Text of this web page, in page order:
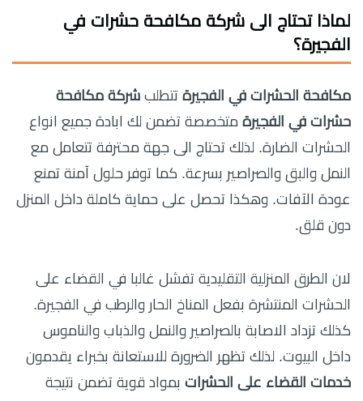
لماذا تحتاج الى شركة مكافحة حشرات في
الفجيرة؟
مكافحة الحشرات في الفجيرة تتطلب شركة مكافحة
حشرات في الفجيرة متخصصة تضمن لك ابادة جميع انواع
الحشرات الضارة. لذلك تحتاج الى جهة محترفة تتعامل مع
النمل والبق والصراصير بسرعة. كما توفر حلول آمنة تمنع
عودة الآفات. وهكذا تحصل على حماية كاملة داخل المنزل
دون قلق.
لان الطرق المنزلية التقليدية تفشل غالبا في القضاء على
الحشرات المنتشرة بفعل المناخ الحار والرطب في الفجيرة.
كذلك تزداد الاصابة بالصراصير والنمل والذباب والناموس
داخل البيوت. لذلك تظهر الضرورة للاستعانة بخبراء يقدمون
خدمات القضاء على الحشرات بمواد قوية تضمن نتيجة